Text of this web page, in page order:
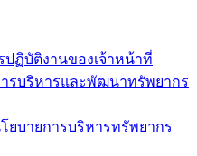
ฏิบัติงานของเจ้าหน้าที่
รบริหารและพัฒนาทรัพยากร
ยบายการบริหารทรัพยากร